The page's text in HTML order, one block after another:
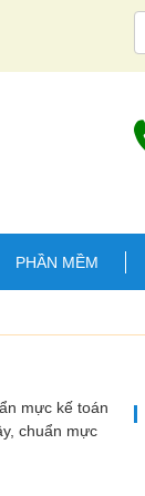
PHẦN MỀM
mực kế toán
chuẩn mực